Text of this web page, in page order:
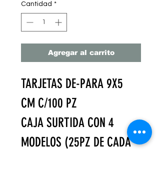
Cantidad *
Agregar al carrito
TARJETAS DE-PARA 9X5
CM C/100 PZ
CAJA SURTIDA CON 4
MODELOS (25PZ DE CADA